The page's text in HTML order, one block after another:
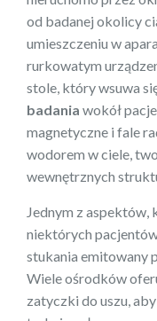
od badanej okolicy
umieszczeniu w
rurkowatym
stole, który wsuwa
badania wokół
magnetyczne i fale
wodorem w ciele,
wewnętrznych
Jednym z
niektórych
stukania emitowany
Wiele ośrodków
zatyczki do uszu,